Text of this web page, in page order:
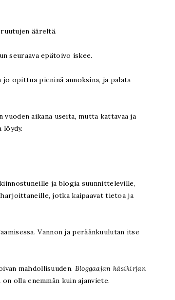
ääreltä.
seuraava epätoivo iskee.
opittua pieninä annoksina, ja palata
aikana useita, mutta kattavaa ja
löydy.
ja blogia suunnitteleville,
jotka kaipaavat tietoa ja
Vannon ja peräänkuulutan itse
mahdollisuuden. Bloggaajan käsikirjan
olla enemmän kuin ajanviete.